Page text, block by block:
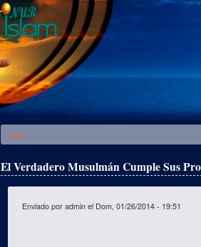
Se encuentra usted aquí
Inicio
El Verdadero Musulmán Cumple Sus
Enviado poradmin el Dom, 01/26/2014 - 19:51